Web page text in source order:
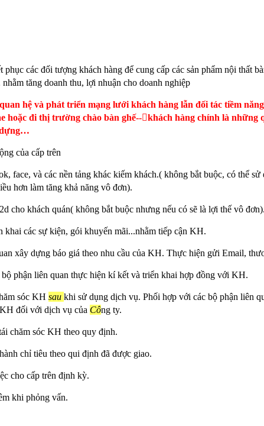
các đối tượng khách hàng để cung cấp các sản phẩm nội thất
tăng doanh thu, lợi nhuận cho doanh nghiệp
hệ và phát triển mạng lưới khách hàng lẫn đối tác tiềm
hoặc đi thị trường chào bàn ghế--khách hàng chính là những
dựng…
của cấp trên
face, và các nền tảng khác kiếm khách.( không bắt buộc, có thể
hơn làm tăng khả năng vô đơn).
cho khách quán( không bắt buộc nhưng nếu có sẽ là lợi thế vô đơn).
khai các sự kiện, gói khuyến mãi...nhằm tiếp cận KH.
xây dựng báo giá theo nhu cầu của KH. Thực hiện gửi Email,
bộ phận liên quan thực hiện kí kết và triển khai hợp đồng với KH.
sóc KH sau khi sử dụng dịch vụ. Phối hợp với các bộ phận liên
đối với dịch vụ của Công ty.
chăm sóc KH theo quy định.
chỉ tiêu theo qui định đã được giao.
cho cấp trên định kỳ.
khi phỏng vấn.